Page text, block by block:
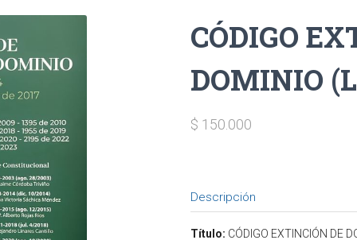
CÓDIGO
DOMINIO
$ 150.000
Descripción
Título: CÓDIGO EXTINCIÓN DE